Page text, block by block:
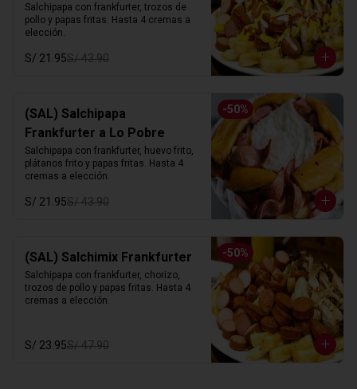
Salchipapa con frankfurter, trozos de
pollo y papas fritas. Hasta 4 cremas a
elección.
S/ 21.95S/ 43.90
-50%
(SAL) Salchipapa
Frankfurter a Lo Pobre
Salchipapa con frankfurter, huevo frito,
plátanos frito y papas fritas. Hasta 4
cremas a elección.
S/ 21.95S/ 43.90
-50%
(SAL) Salchimix Frankfurter
Salchipapa con frankfurter, chorizo,
trozos de pollo y papas fritas. Hasta 4
cremas a elección.
S/ 23.95S/ 47.90